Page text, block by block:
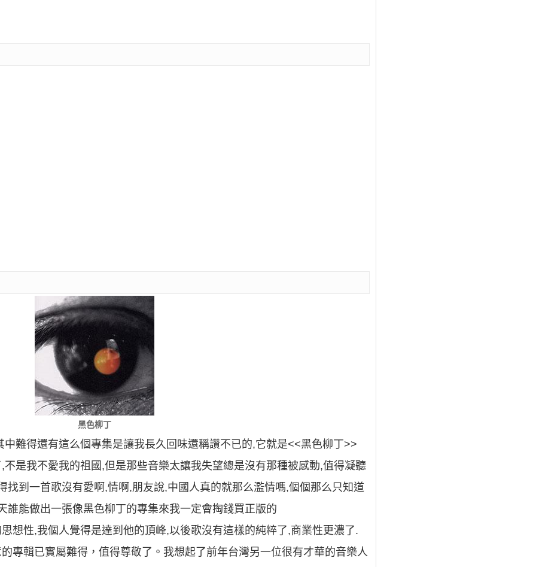
黑色柳丁
難得還有這么個專集是讓我長久回味還稱讚不已的,它就是<<黑色柳丁>>
是我不愛我的祖國,但是那些音樂太讓我失望總是沒有那種被感動,值得凝聽
找到一首歌沒有愛啊,情啊,朋友說,中國人真的就那么濫情嗎,個個那么只知道
誰能做出一張像黑色柳丁的專集來我一定會掏錢買正版的
想性,我個人覺得是達到他的頂峰,以後歌沒有這樣的純粹了,商業性更濃了.
專輯已實屬難得，值得尊敬了。我想起了前年台灣另一位很有才華的音樂人